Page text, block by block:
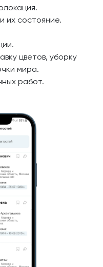
их состояние.
цветов, уборку
мира.
работ.